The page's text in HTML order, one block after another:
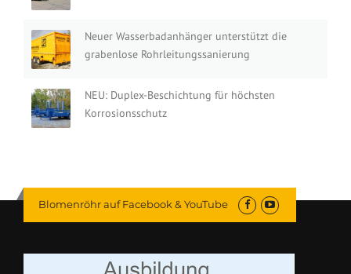
Neuer Wasserbadanhänger unterstützt die
grabenlose Rohrleitungssanierung
NEU: Duplex-Beschichtung für höchsten
Korrosionsschutz
Blomenröhr auf Facebook & YouTube